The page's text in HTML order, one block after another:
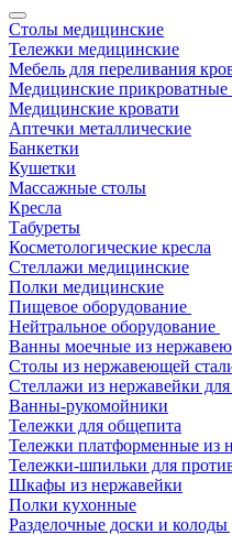
Столы медицинские
Тележки медицинские
Мебель для переливания
Медицинские
Медицинские кровати
Аптечки металлические
Банкетки
Кушетки
Массажные столы
Кресла
Табуреты
Косметологические кресла
Стеллажи медицинские
Полки медицинские
Пищевое оборудование
Нейтральное оборудование
Ванны моечные из
Столы из нержавеющей
Стеллажи из нержавейки
Ванны-рукомойники
Тележки для общепита
Тележки платформенные из
Тележки-шпильки для
Шкафы из нержавейки
Полки кухонные
Разделочные доски и колоды